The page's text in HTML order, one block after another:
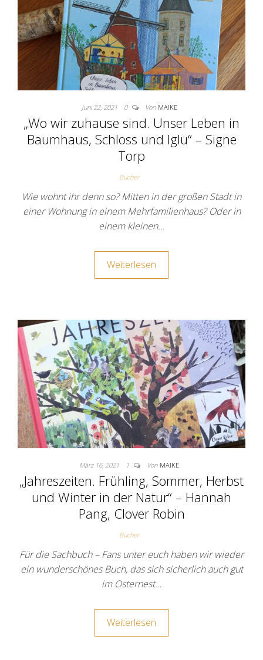
Juni 22, 2021 0 Von MAIKE
„Wo wir zuhause sind. Unser Leben in
Baumhaus, Schloss und Iglu“ – Signe
Torp
Bücher
Wie wohnt ihr denn so? Mitten in der großen Stadt in
einer Wohnung in einem Mehrfamilienhaus? Oder in
einem kleinen…
Weiterlesen
März 16, 2021 1 Von MAIKE
„Jahreszeiten. Frühling, Sommer, Herbst
und Winter in der Natur“ – Hannah
Pang, Clover Robin
Bücher
Für die Sachbuch – Fans unter euch haben wir wieder
ein wunderschönes Buch, das sich sicherlich auch gut
im Osternest…
Weiterlesen